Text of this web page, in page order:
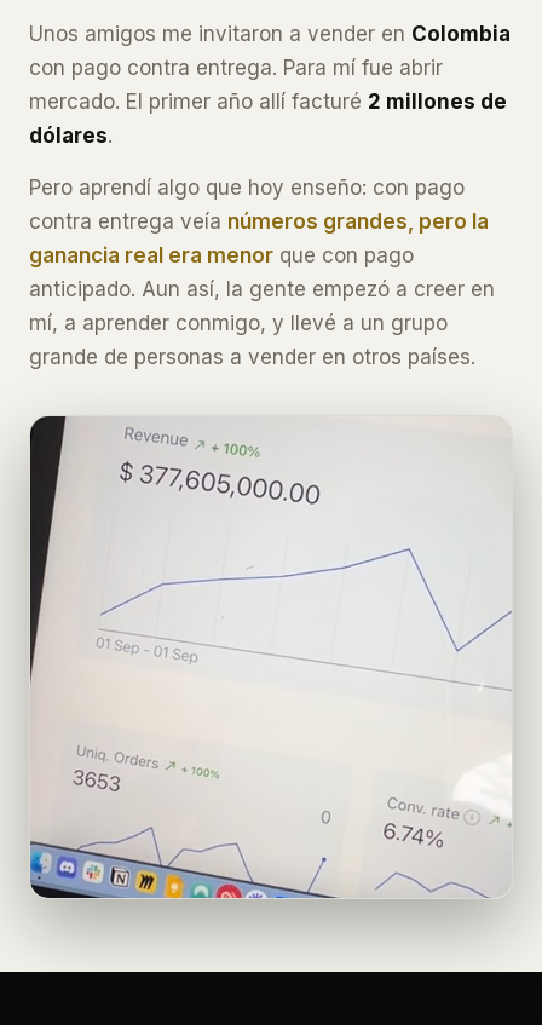
Unos amigos me invitaron a vender en Colombia
con pago contra entrega. Para mí fue abrir
mercado. El primer año allí facturé 2 millones de
dólares.
Pero aprendí algo que hoy enseño: con pago
contra entrega veía números grandes, pero la
ganancia real era menor que con pago
anticipado. Aun así, la gente empezó a creer en
mí, a aprender conmigo, y llevé a un grupo
grande de personas a vender en otros países.